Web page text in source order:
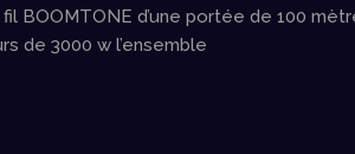
BOOMTONE d’une portée de 100
de 3000 w l’ensemble